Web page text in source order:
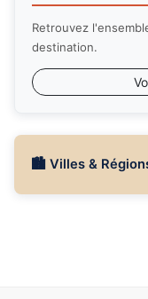
Retrouvez
destination.
🏙 Villes &